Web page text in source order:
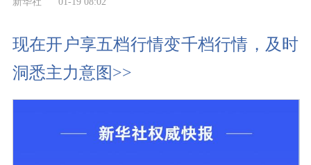
现在开户享五档行情变千档行情，及时
洞悉主力意图>>